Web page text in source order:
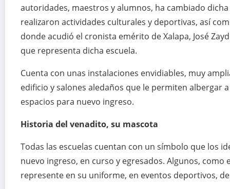
autoridades, maestros y alumnos, ha cambiado
realizaron actividades culturales y deportivas, así
donde acudió el cronista emérito de Xalapa, José
que representa dicha escuela.
Cuenta con unas instalaciones envidiables, muy
edificio y salones aledaños que le permiten albergar
espacios para nuevo ingreso.
Historia del venadito, su mascota
Todas las escuelas cuentan con un símbolo que los
nuevo ingreso, en curso y egresados. Algunos,
represente en su uniforme, en eventos deportivos,